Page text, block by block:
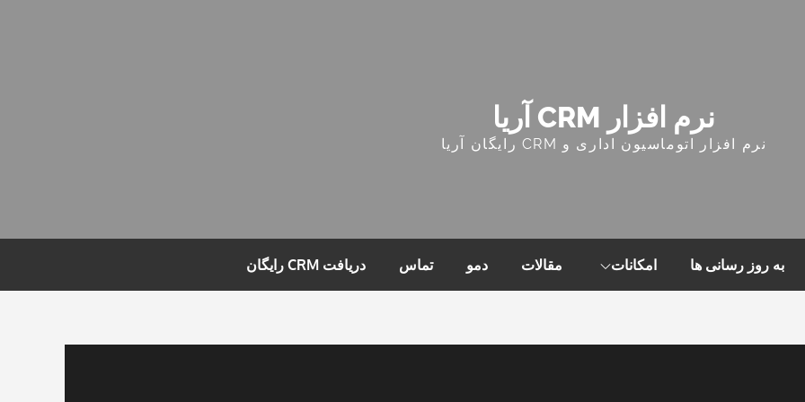
نرم افزار CRM آریا
نرم افزار اتوماسیون اداری و CRM رایگان آریا
به روز رسانی ها امکانات مقالات دمو تماس دریافت CRM رایگان